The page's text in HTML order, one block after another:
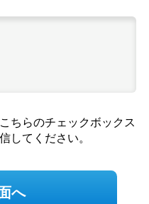
ちらのチェックボックス
してください。
へ